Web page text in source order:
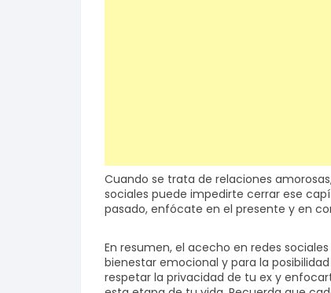
Cuando se trata de relaciones
sociales puede impedirte cerrar ese
pasado, enfócate en el presente y en
En resumen, el acecho en redes
bienestar emocional y para la
respetar la privacidad de tu ex y